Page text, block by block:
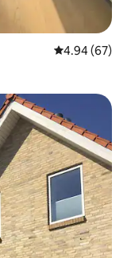
Calificación
4.94 (67)